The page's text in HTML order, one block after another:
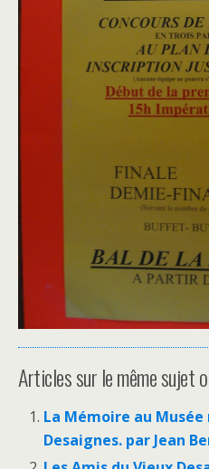
Articles sur le même sujet
La Mémoire au
Desaignes. par Jean